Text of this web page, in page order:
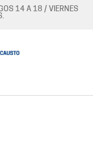
14 A 18 / VIERNES